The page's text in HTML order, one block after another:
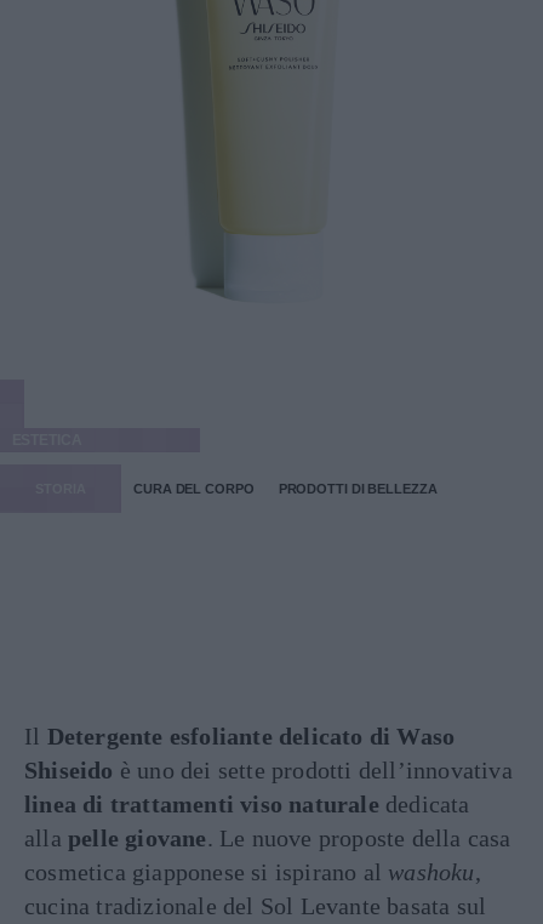
CURA DEL CORPO PRODOTTI DI BELLEZZA
Il Detergente esfoliante delicato di Waso
Shiseido è uno dei sette prodotti dell’innovativa
linea di trattamenti viso naturale dedicata
alla pelle giovane. Le nuove proposte della casa
cosmetica giapponese si ispirano al washoku,
cucina tradizionale del Sol Levante basata sul